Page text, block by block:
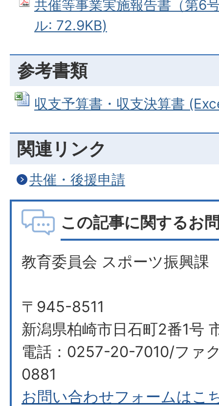
共催等事業実施報告書（第6
ル: 72.9KB)
参考書類
収支予算書・収支決算書
関連リンク
共催・後援申請
この記事に関するお
教育委員会 スポーツ振興課
〒945-8511
新潟県柏崎市日石町2番1号
電話：0257-20-7010/ファ
0881
お問い合わせフォームはこ